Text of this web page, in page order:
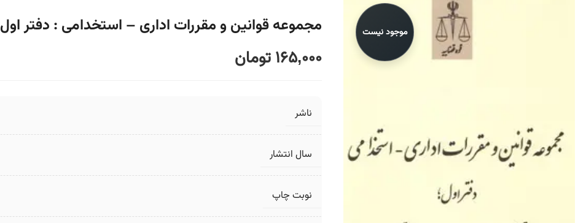
موجود نیست مجموعه قوانین و مقررات اداری – استخدامی : دفتر اول
165,000 تومان
ناشر
سال انتشار
نوبت چاپ